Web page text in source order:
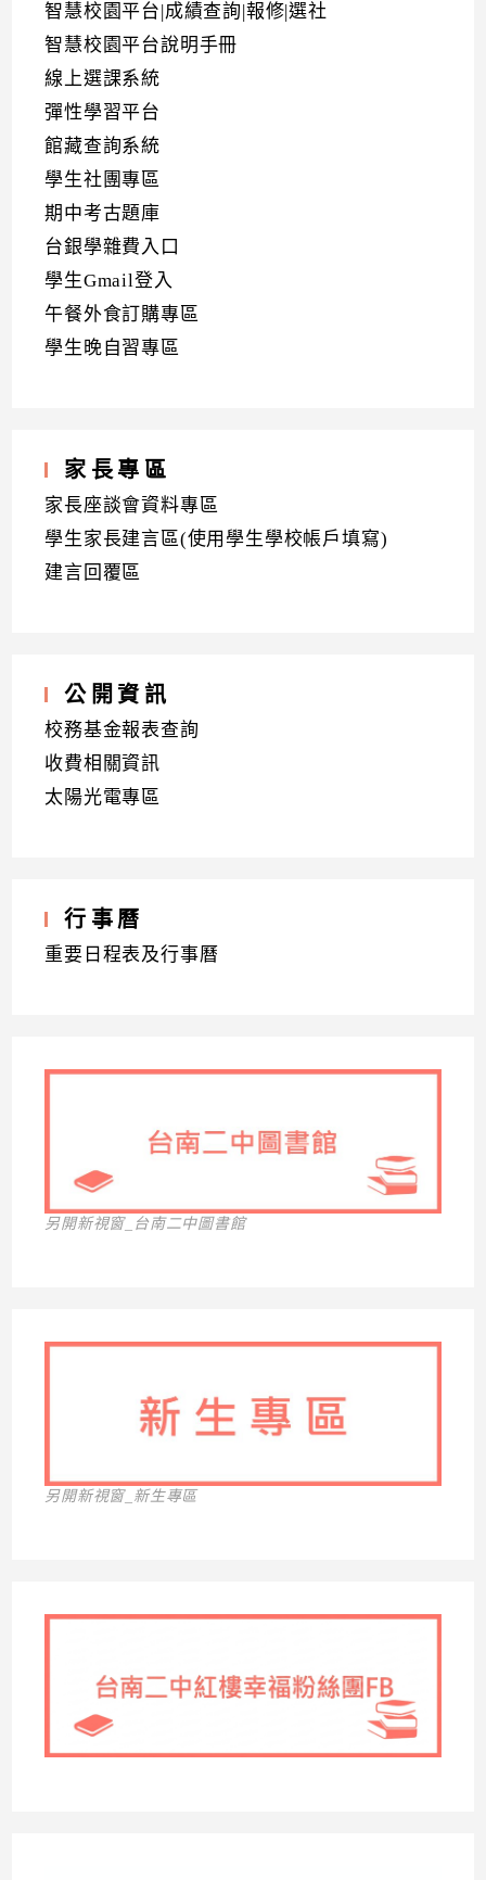
智慧校園平台|成績查詢|報修|選社
智慧校園平台說明手冊
線上選課系統
彈性學習平台
館藏查詢系統
學生社團專區
期中考古題庫
台銀學雜費入口
學生Gmail登入
午餐外食訂購專區
學生晚自習專區
家長專區
家長座談會資料專區
學生家長建言區(使用學生學校帳戶填寫)
建言回覆區
公開資訊
校務基金報表查詢
收費相關資訊
太陽光電專區
行事曆
重要日程表及行事曆
另開新視窗_台南二中圖書館
另開新視窗_新生專區